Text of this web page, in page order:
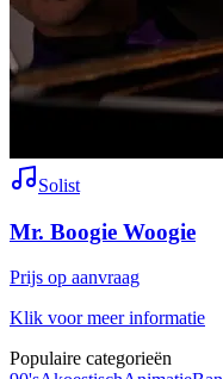
Solist
Mr. Boogie Woogie
Prijs op aanvraag
Klik voor meer informatie
Populaire categorieën